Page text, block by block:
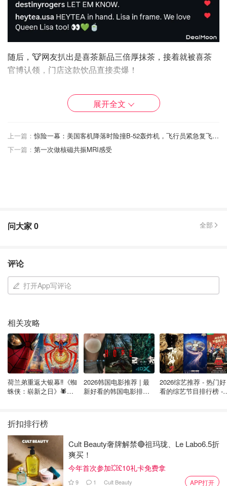
随后，🐮网友扒出是喜茶新品三倍厚抹茶，接着就被喜茶
官博认领，门店这款饮品直接卖爆！
展开全文
上一篇：
惊险一幕：美国客机降落时险撞B-52轰炸机，飞行员紧急复飞避过一劫！
下一篇： 第一次做核磁共振MRI感受
问大家0 全部
评论
打开App写评论
相关攻略
荷兰弟重返大银幕‼️《蜘
蛛侠：崭新之日》🕷️北
2026韩国电影推荐 | 最
新好看的韩国电影排行
2026综艺推荐 - 热门好
看的综艺节目排行榜 -
折扣排行榜
Cult Beauty奢牌解禁🔴祖玛珑、Le Labo6.5折
爽买！
今年首次参加💥£10礼卡免费拿
9 1 Cult Beauty APP打开